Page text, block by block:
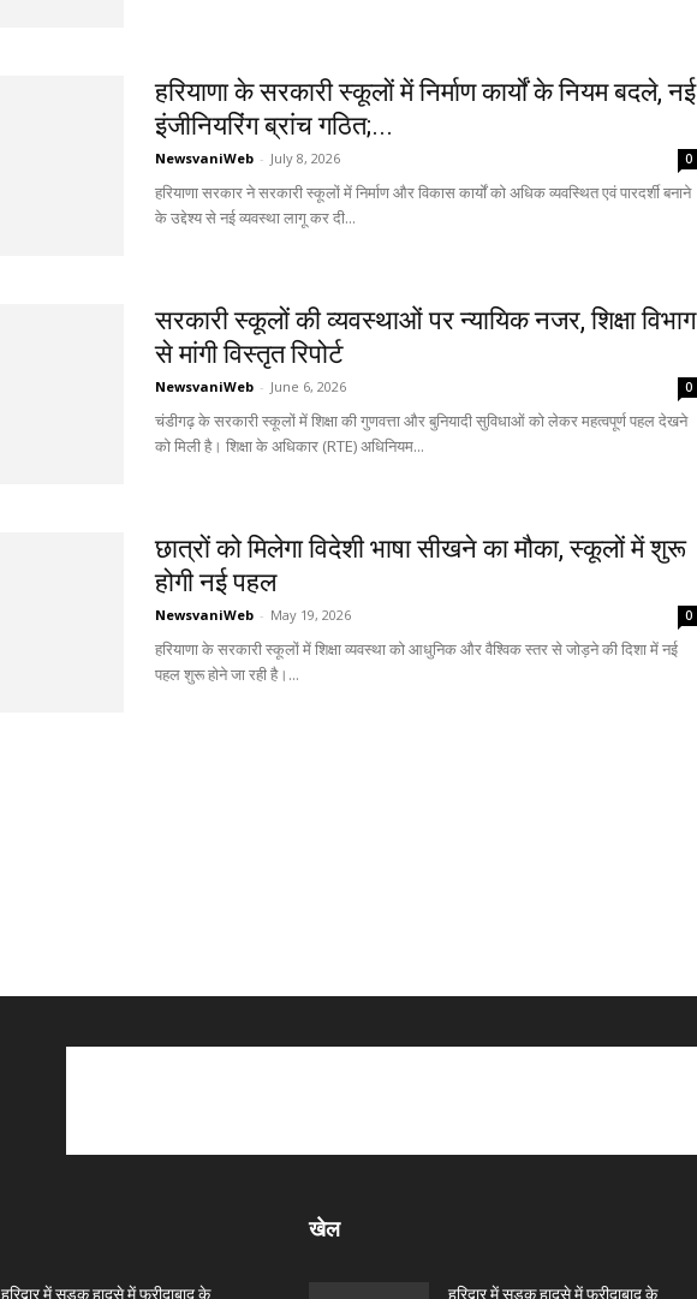
हरियाणा के सरकारी स्कूलों में निर्माण कार्यों के नियम बदले, नई
इंजीनियरिंग ब्रांच गठित;...
NewsvaniWeb - July 8, 2026 0
हरियाणा सरकार ने सरकारी स्कूलों में निर्माण और विकास कार्यों को अधिक व्यवस्थित एवं पारदर्शी बनाने
के उद्देश्य से नई व्यवस्था लागू कर दी...
सरकारी स्कूलों की व्यवस्थाओं पर न्यायिक नजर, शिक्षा विभाग
से मांगी विस्तृत रिपोर्ट
NewsvaniWeb - June 6, 2026 0
चंडीगढ़ के सरकारी स्कूलों में शिक्षा की गुणवत्ता और बुनियादी सुविधाओं को लेकर महत्वपूर्ण पहल देखने
को मिली है। शिक्षा के अधिकार (RTE) अधिनियम...
छात्रों को मिलेगा विदेशी भाषा सीखने का मौका, स्कूलों में शुरू
होगी नई पहल
NewsvaniWeb - May 19, 2026 0
हरियाणा के सरकारी स्कूलों में शिक्षा व्यवस्था को आधुनिक और वैश्विक स्तर से जोड़ने की दिशा में नई
पहल शुरू होने जा रही है।...
हरिद्वार में सड़क हादसे में फरीदाबाद के
खेल
हरिद्वार में सड़क हादसे में फरीदाबाद के